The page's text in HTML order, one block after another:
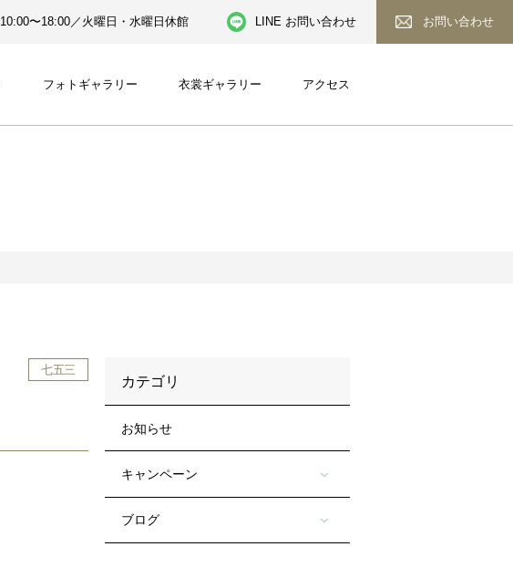
10:00〜18:00／火曜日・水曜日休館 LINE お問い合わせ お問い合わせ
フォトギャラリー 衣裳ギャラリー アクセス
七五三
カテゴリ
お知らせ
キャンペーン
ブログ